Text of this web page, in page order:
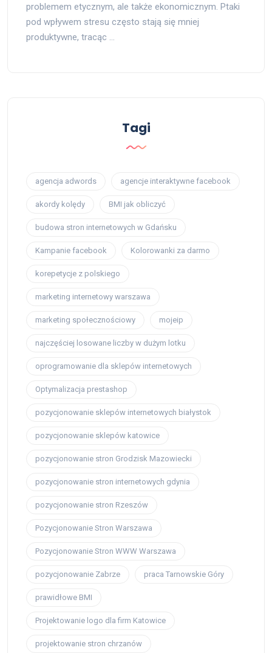
problemem etycznym, ale także ekonomicznym. Ptaki
pod wpływem stresu często stają się mniej
produktywne, tracąc …
Tagi
agencja adwords agencje interaktywne facebook
akordy kolędy BMI jak obliczyć
budowa stron internetowych w Gdańsku
Kampanie facebook Kolorowanki za darmo
korepetycje z polskiego
marketing internetowy warszawa
marketing społecznościowy mojeip
najczęściej losowane liczby w dużym lotku
oprogramowanie dla sklepów internetowych
Optymalizacja prestashop
pozycjonowanie sklepów internetowych białystok
pozycjonowanie sklepów katowice
pozycjonowanie stron Grodzisk Mazowiecki
pozycjonowanie stron internetowych gdynia
pozycjonowanie stron Rzeszów
Pozycjonowanie Stron Warszawa
Pozycjonowanie Stron WWW Warszawa
pozycjonowanie Zabrze praca Tarnowskie Góry
prawidłowe BMI
Projektowanie logo dla firm Katowice
projektowanie stron chrzanów